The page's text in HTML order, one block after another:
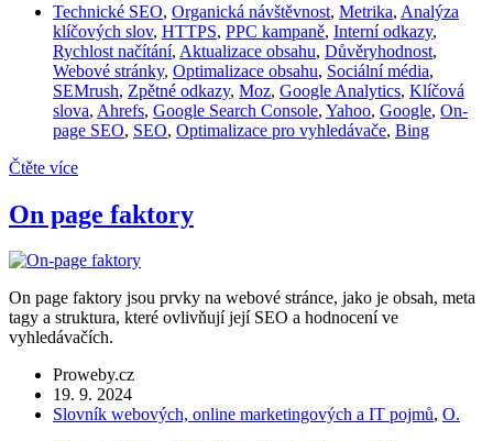
Technické SEO, Organická návštěvnost, Metrika, Analýza
klíčových slov, HTTPS, PPC kampaně, Interní odkazy,
Rychlost načítání, Aktualizace obsahu, Důvěryhodnost,
Webové stránky, Optimalizace obsahu, Sociální média,
SEMrush, Zpětné odkazy, Moz, Google Analytics, Klíčová
slova, Ahrefs, Google Search Console, Yahoo, Google, On-
page SEO, SEO, Optimalizace pro vyhledávače, Bing
Čtěte více
On page faktory
On page faktory jsou prvky na webové stránce, jako je obsah, meta
tagy a struktura, které ovlivňují její SEO a hodnocení ve
vyhledávačích.
Proweby.cz
19. 9. 2024
Slovník webových, online marketingových a IT pojmů, O.